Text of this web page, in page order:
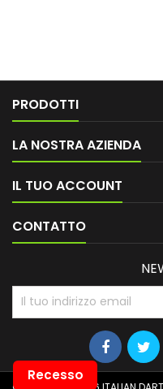
PRODOTTI
LA NOSTRA AZIENDA
IL TUO ACCOUNT
CONTATTO
Recesso